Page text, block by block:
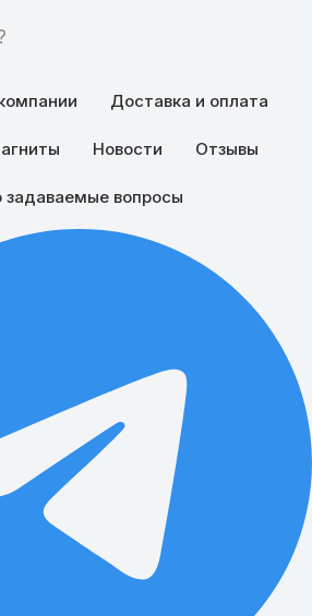
Доставка и оплата
Новости Отзывы
задаваемые вопросы